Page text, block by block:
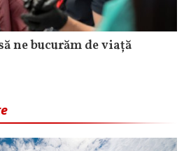
ne bucurăm de viață